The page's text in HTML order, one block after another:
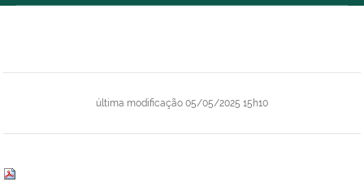
última modificação 05/05/2025 15h10